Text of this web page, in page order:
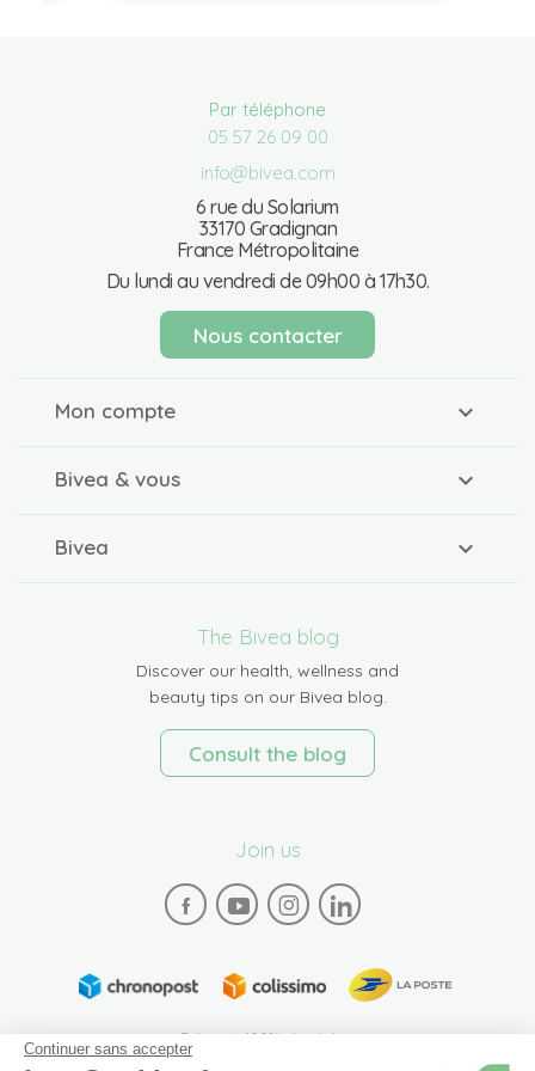
Par téléphone
05 57 26 09 00
info@bivea.com
6 rue du Solarium
33170 Gradignan
France Métropolitaine
Du lundi au vendredi de 09h00 à 17h30.
Nous contacter
Mon compte
Bivea & vous
Bivea
The Bivea blog
Discover our health, wellness and
beauty tips on our Bivea blog.
Consult the blog
Join us
Paiement 100% sécurisé
Continuer sans accepter